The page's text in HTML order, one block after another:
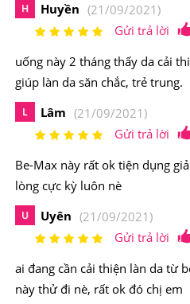
Be-Max tăng cường sức đề
Điểm nổi bật của Nước Uống
Địa Nhật Bản
Collagen Be-Max được chiết
thảo dược thiên nhiên, ngoài
thiết lập lại mạng lưới
H Huyền (21/09/2021)
Gửi trả lời
uống này 2 tháng thấy da cải
giúp làn da săn chắc, trẻ trung.
L Lâm (21/09/2021)
Gửi trả lời
Be-Max này rất ok tiện dụng
lòng cực kỳ luôn nè
U Uyên (21/09/2021)
Gửi trả lời
ai đang cần cải thiện làn da từ
này thử đi nè, rất ok đó chị em